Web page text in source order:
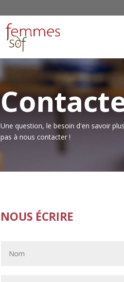
Une question, le besoin d'en savoir
pas à nous contacter !
NOUS ÉCRIRE